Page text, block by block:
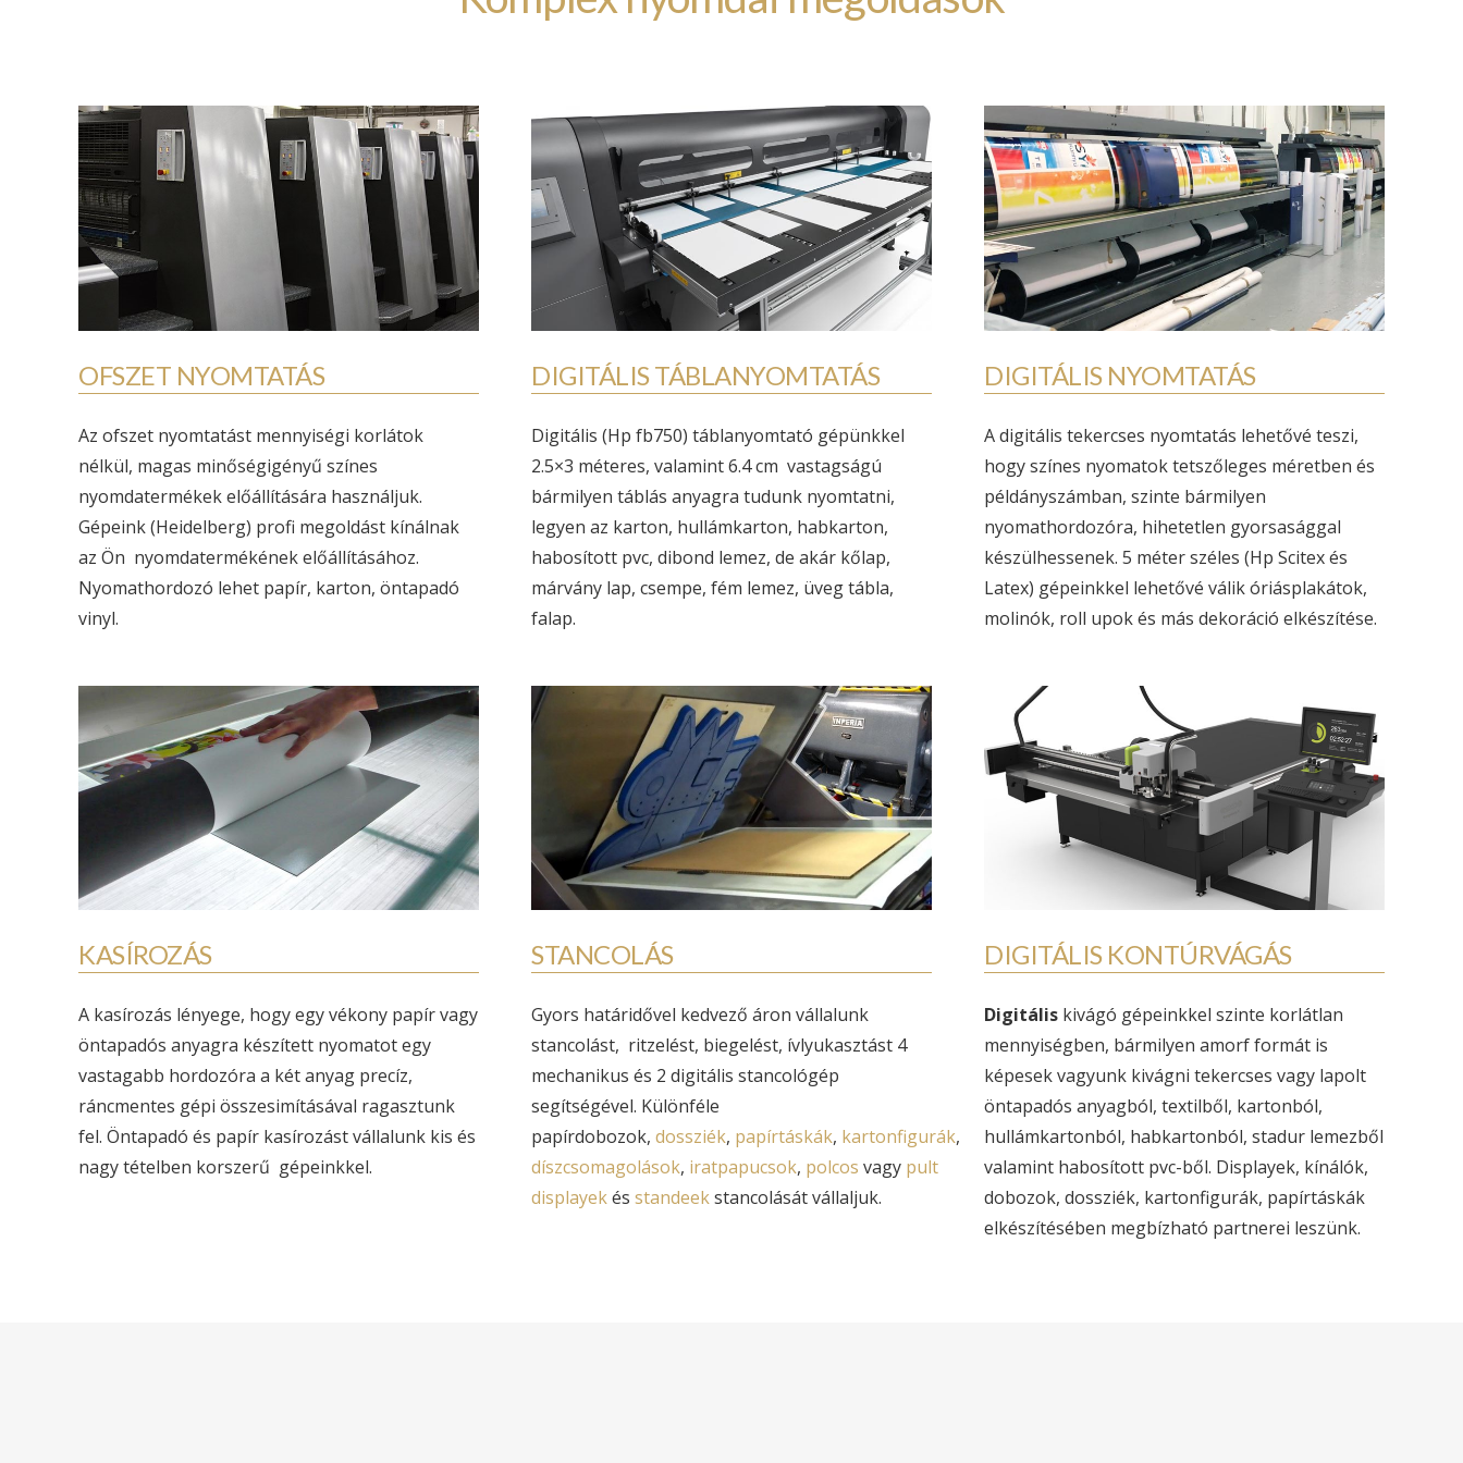
OFSZET NYOMTATÁS
Az ofszet nyomtatást mennyiségi korlátok
nélkül, magas minőségigényű színes
nyomdatermékek előállítására használjuk.
Gépeink (Heidelberg) profi megoldást kínálnak
az Ön nyomdatermékének előállításához.
Nyomathordozó lehet papír, karton, öntapadó
vinyl.
DIGITÁLIS TÁBLANYOMTATÁS
Digitális (Hp fb750) táblanyomtató gépünkkel
2.5×3 méteres, valamint 6.4 cm vastagságú
bármilyen táblás anyagra tudunk nyomtatni,
legyen az karton, hullámkarton, habkarton,
habosított pvc, dibond lemez, de akár kőlap,
márvány lap, csempe, fém lemez, üveg tábla,
falap.
DIGITÁLIS NYOMTATÁS
A digitális tekercses nyomtatás lehetővé teszi,
hogy színes nyomatok tetszőleges méretben és
példányszámban, szinte bármilyen
nyomathordozóra, hihetetlen gyorsasággal
készülhessenek. 5 méter széles (Hp Scitex és
Latex) gépeinkkel lehetővé válik óriásplakátok,
molinók, roll upok és más dekoráció elkészítése.
KASÍROZÁS
A kasírozás lényege, hogy egy vékony papír vagy
öntapadós anyagra készített nyomatot egy
vastagabb hordozóra a két anyag precíz,
ráncmentes gépi összesimításával ragasztunk
fel. Öntapadó és papír kasírozást vállalunk kis és
nagy tételben korszerű gépeinkkel.
STANCOLÁS
Gyors határidővel kedvező áron vállalunk
stancolást, ritzelést, biegelést, ívlyukasztást 4
mechanikus és 2 digitális stancológép
segítségével. Különféle
papírdobozok, dossziék, papírtáskák, kartonfigurák,
díszcsomagolások, iratpapucsok, polcos vagy pult
displayekés standeekstancolását vállaljuk.
DIGITÁLIS KONTÚRVÁGÁS
Digitális kivágó gépeinkkel szinte korlátlan
mennyiségben, bármilyen amorf formát is
képesek vagyunk kivágni tekercses vagy lapolt
öntapadós anyagból, textilből, kartonból,
hullámkartonból, habkartonból, stadur lemezből
valamint habosított pvc-ből. Displayek, kínálók,
dobozok, dossziék, kartonfigurák, papírtáskák
elkészítésében megbízható partnerei leszünk.
INSTORE
CSOMAGOLÁS
MAKETTEZÉS
KIVITELEK
KAPCSOLAT
Cím: 1211 Budapest, Duna lejáró 4-10.
Tel.:
+36 1 278 40 50
+36 1 278 30 90
+36 1 278 30 99
E-mail: printing@printing.hu
MEGKÖZELÍTHETŐSÉG
Cégünk a hazai autópályákról jól
megközelíthető, az M0 budapesti körgyűrűtől
pár percre, a csepeli ipari parkban helyezkedik
el.